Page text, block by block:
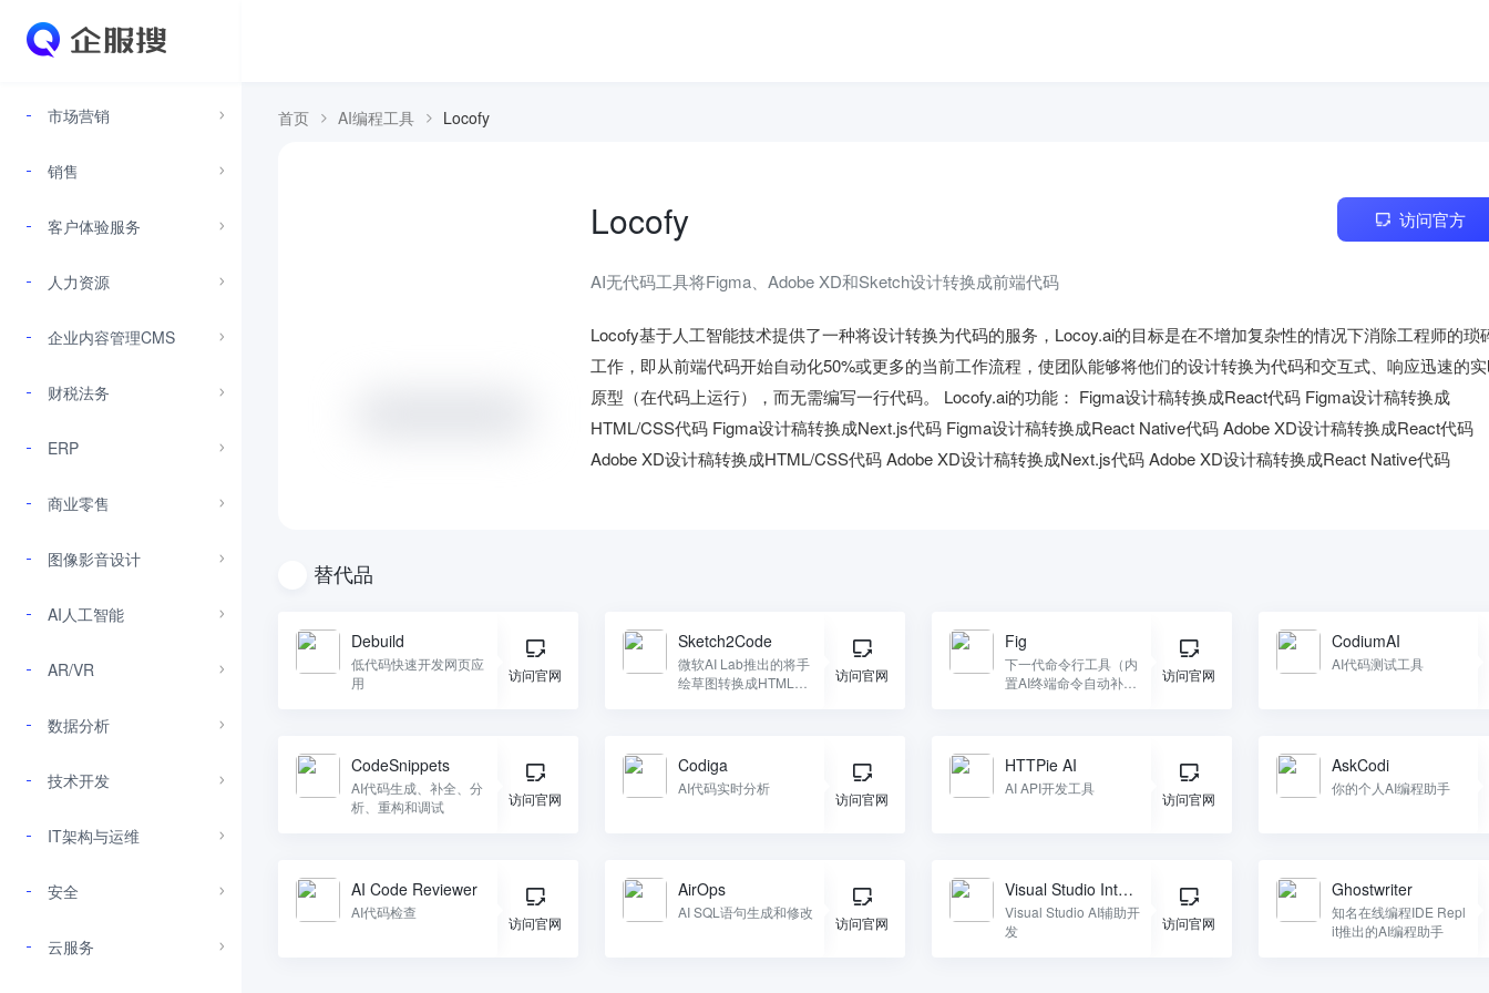
市场营销
销售
客户体验服务
人力资源
企业内容管理CMS
财税法务
ERP
商业零售
图像影音设计
AI人工智能
AR/VR
数据分析
技术开发
IT架构与运维
安全
云服务
首页 AI编程工具 Locofy
Locofy 访问官方
AI无代码工具将Figma、Adobe XD和Sketch设计转换成前端代码
Locofy基于人工智能技术提供了一种将设计转换为代码的服务，Locoy.ai的目标是在不增加复杂性的情况下消除工程师的琐
工作，即从前端代码开始自动化50%或更多的当前工作流程，使团队能够将他们的设计转换为代码和交互式、响应迅速的
原型（在代码上运行），而无需编写一行代码。 Locofy.ai的功能： Figma设计稿转换成React代码 Figma设计稿转换成
HTML/CSS代码 Figma设计稿转换成Next.js代码 Figma设计稿转换成React Native代码 Adobe XD设计稿转换成React代码
Adobe XD设计稿转换成HTML/CSS代码 Adobe XD设计稿转换成Next.js代码 Adobe XD设计稿转换成React Native代码
替代品
Debuild
低代码快速开发网页应
用
访问官网
Sketch2Code
微软AI Lab推出的将手
绘草图转换成HTML代
访问官网
Fig
下一代命令行工具（内
置AI终端命令自动补
访问官网
CodiumAI
AI代码测试工具
CodeSnippets
AI代码生成、补全、分
析、重构和调试
访问官网
Codiga
AI代码实时分析
访问官网
HTTPie AI
AI API开发工具
访问官网
AskCodi
你的个人AI编程助手
AI Code Reviewer
AI代码检查
访问官网
AirOps
AI SQL语句生成和修改
访问官网
Visual Studio Intelli
Code
Visual Studio AI辅助开
发
访问官网
Ghostwriter
知名在线编程IDE Repl
it推出的AI编程助手